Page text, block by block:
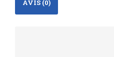
AVIS (0)